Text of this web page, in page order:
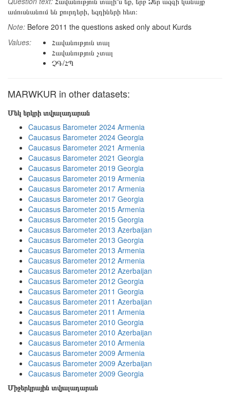
ամուսնանում են քուրդերի, եզդիների հետ։
Note: Before 2011 the questions asked only about Kurds
Values:
Հավանություն տալ
Հավանություն չտալ
ՉԳ/ՀՊ
MARWKUR in other datasets:
Մեկ երկրի տվյալադարան
Caucasus Barometer 2024 Armenia
Caucasus Barometer 2024 Georgia
Caucasus Barometer 2021 Armenia
Caucasus Barometer 2021 Georgia
Caucasus Barometer 2019 Georgia
Caucasus Barometer 2019 Armenia
Caucasus Barometer 2017 Armenia
Caucasus Barometer 2017 Georgia
Caucasus Barometer 2015 Armenia
Caucasus Barometer 2015 Georgia
Caucasus Barometer 2013 Azerbaijan
Caucasus Barometer 2013 Georgia
Caucasus Barometer 2013 Armenia
Caucasus Barometer 2012 Armenia
Caucasus Barometer 2012 Azerbaijan
Caucasus Barometer 2012 Georgia
Caucasus Barometer 2011 Georgia
Caucasus Barometer 2011 Azerbaijan
Caucasus Barometer 2011 Armenia
Caucasus Barometer 2010 Georgia
Caucasus Barometer 2010 Azerbaijan
Caucasus Barometer 2010 Armenia
Caucasus Barometer 2009 Armenia
Caucasus Barometer 2009 Azerbaijan
Caucasus Barometer 2009 Georgia
Միջերկրային տվյալադարան